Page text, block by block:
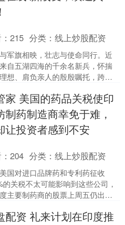
215 分类：线上炒股配资
军旗相映，壮志与使命同行。近
自五湖四海的千余名新兵，怀揣
想、肩负亲人的殷殷嘱托，跨越
旅生涯的壮阔第一章....
家 美国的药品关税使印
制药制造商幸免于难，
让投资者感到不安
204 分类：线上炒股配资
国对进口品牌药和专利药征收
的关税不太可能影响到这些公司，
主要制药商的股票上周五仍出现
....
配资 礼来计划在印度推